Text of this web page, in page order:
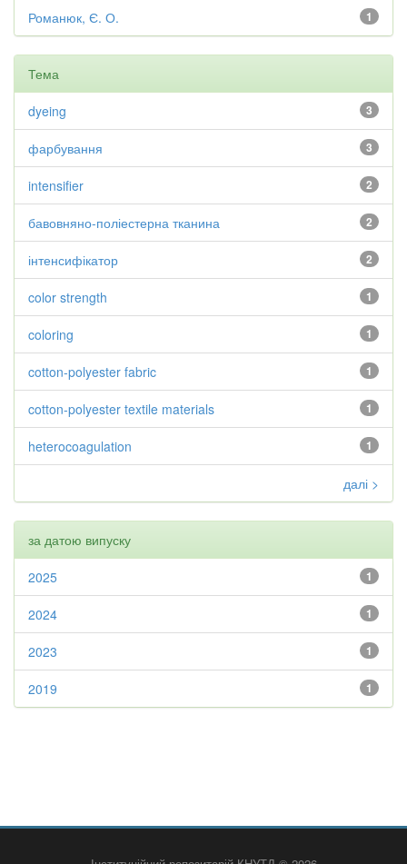
1
Романюк, Є. О.
Тема
3
dyeing
3
фарбування
2
intensifier
2
бавовняно-поліестерна тканина
2
інтенсифікатор
1
color strength
1
coloring
1
cotton-polyester fabric
1
cotton-polyester textile materials
1
heterocoagulation
далі >
за датою випуску
1
2025
1
2024
1
2023
1
2019